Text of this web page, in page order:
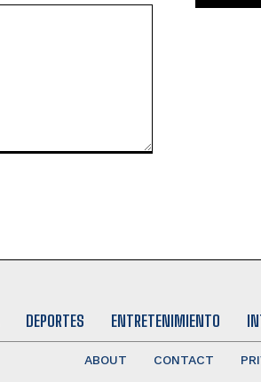
DEPORTES ENTRETENIMIENTO
ABOUT CONTACT